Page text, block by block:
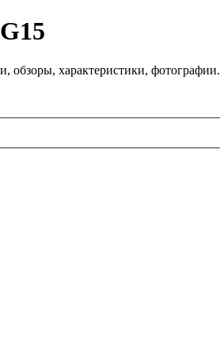
обзоры, характеристики, фотографии.